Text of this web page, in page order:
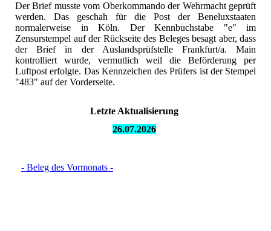
Der Brief musste vom Oberkommando der Wehrmacht geprüft
werden. Das geschah für die Post der Beneluxstaaten
normalerweise in Köln. Der Kennbuchstabe "e" im
Zensurstempel auf der Rückseite des Beleges besagt aber, dass
der Brief in der Auslandsprüfstelle Frankfurt/a. Main
kontrolliert wurde, vermutlich weil die Beförderung per
Luftpost erfolgte. Das Kennzeichen des Prüfers ist der Stempel
"483" auf der Vorderseite.
Letzte Aktualisierung
26.07.2026
- Beleg des Vormonats -